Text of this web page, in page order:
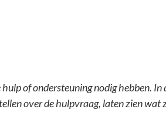
of ondersteuning nodig hebben.
over de hulpvraag, laten zien wat